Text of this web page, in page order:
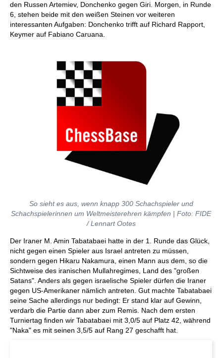
den Russen Artemiev, Donchenko gegen Giri. Morgen, in Runde
6, stehen beide mit den weißen Steinen vor weiteren
interessanten Aufgaben: Donchenko trifft auf Richard Rapport,
Keymer auf Fabiano Caruana.
So sieht es aus, wenn knapp 300 Schachspieler und
Schachspielerinnen um Weltmeisterehren kämpfen | Foto: FIDE
/ Lennart Ootes
Der Iraner M. Amin Tabatabaei hatte in der 1. Runde das Glück,
nicht gegen einen Spieler aus Israel antreten zu müssen,
sondern gegen Hikaru Nakamura, einen Mann aus dem, so die
Sichtweise des iranischen Mullahregimes, Land des "großen
Satans". Anders als gegen israelische Spieler dürfen die Iraner
gegen US-Amerikaner nämlich antreten. Gut machte Tabatabaei
seine Sache allerdings nur bedingt: Er stand klar auf Gewinn,
verdarb die Partie dann aber zum Remis. Nach dem ersten
Turniertag finden wir Tabatabaei mit 3,0/5 auf Platz 42, während
"Naka" es mit seinen 3,5/5 auf Rang 27 geschafft hat.